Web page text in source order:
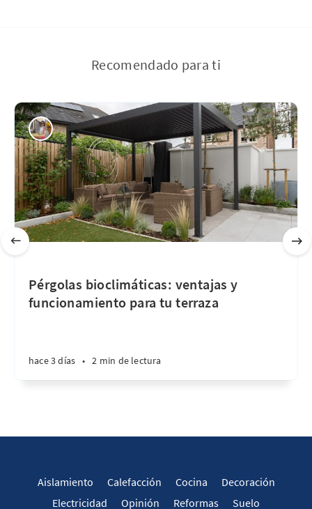
Recomendado para ti
Pérgolas bioclimáticas: ventajas y
funcionamiento para tu terraza
hace 3 días • 2 min de lectura
Aislamiento Calefacción Cocina
Decoración
Electricidad
Opinión Reformas Suelo